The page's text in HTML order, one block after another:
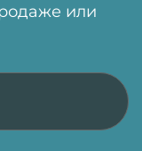
или